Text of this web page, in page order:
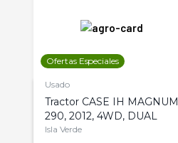
Ofertas Especiales
Usado
Tractor CASE IH MAGNUM
290, 2012, 4WD, DUAL
Isla Verde